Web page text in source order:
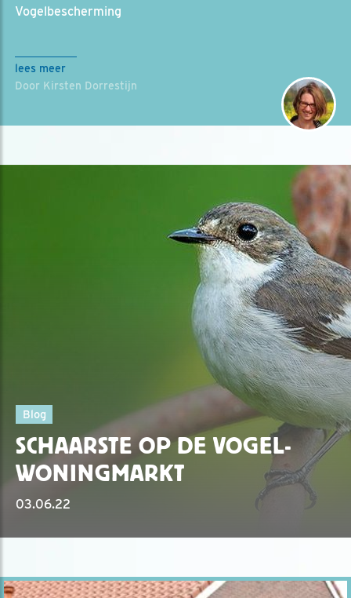
Vogelbescherming
lees meer
Door Kirsten Dorrestijn
Blog
SCHAARSTE OP DE VOGEL-
WONINGMARKT
03.06.22